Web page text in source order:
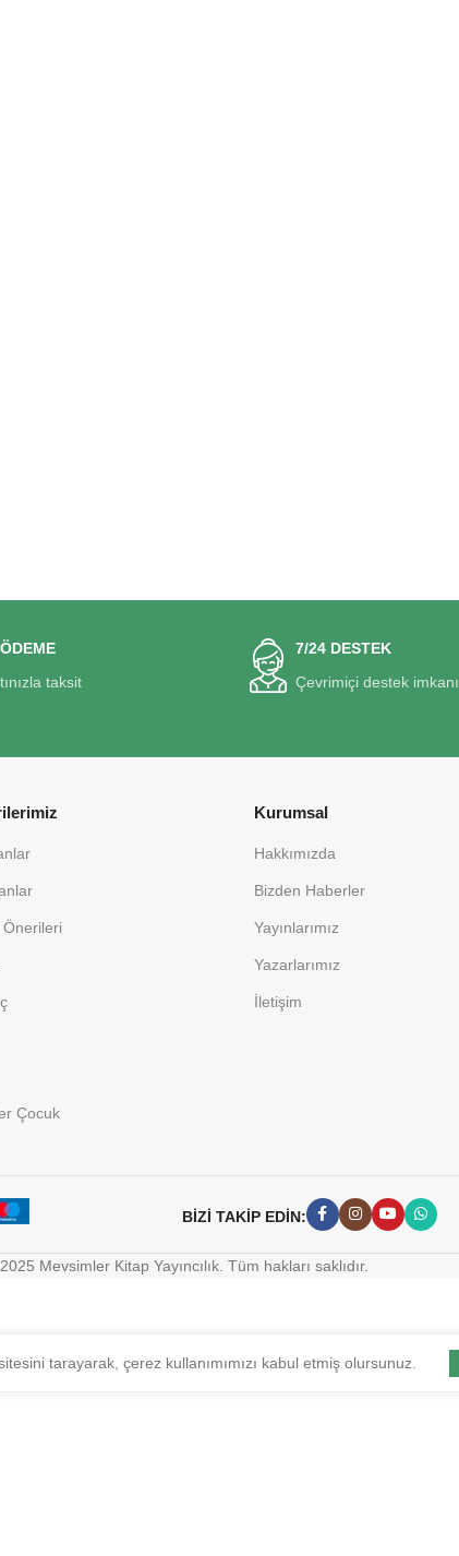
taksit
7/24 DESTEK
Çevrimiçi destek imkanı.
Çocuk
Kurumsal
Hakkımızda
Bizden Haberler
Yayınlarımız
Yazarlarımız
İletişim
BİZİ TAKİP EDİN:
Mevsimler Kitap Yayıncılık. Tüm hakları saklıdır.
tarayarak, çerez kullanımımızı kabul etmiş olursunuz.